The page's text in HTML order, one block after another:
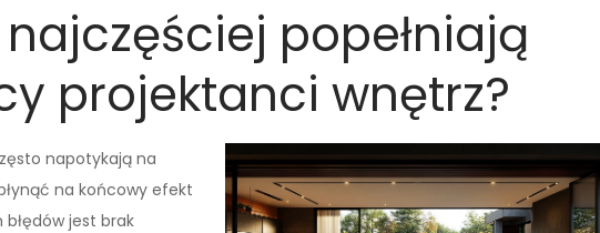
najczęściej popełniają
projektanci wnętrz?
napotykają na
na końcowy efekt
jest brak